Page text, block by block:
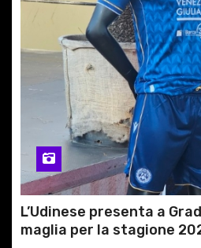
i
c
i
L’Udinese presenta a
maglia per la stagione